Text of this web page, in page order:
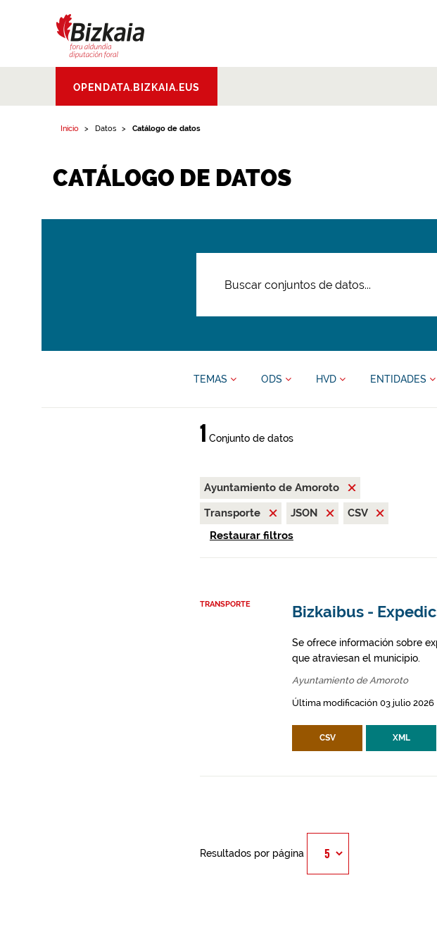
Aldundia.Diputacion
Foral de Bizkaia
OPENDATA.BIZKAIA.EUS
Inicio Datos Catálogo de datos
CATÁLOGO DE DATOS
TEMAS ODS HVD ENTIDADES
1 Conjunto de datos
Ayuntamiento de Amoroto
Transporte
JSON
CSV
Restaurar filtros
TRANSPORTE Bizkaibus -
Se ofrece información sobre
que atraviesan el municipio.
Ayuntamiento de Amoroto
Última modificación 03 julio 2026
CSV XML
Resultados por página